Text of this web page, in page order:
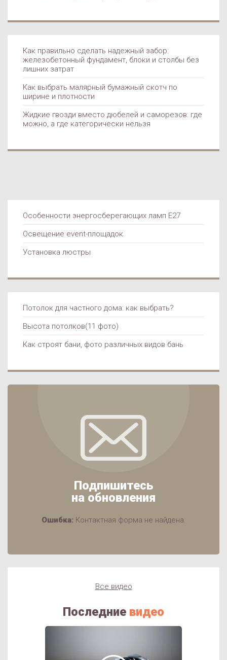
РЕМОНТ И УХОД
Как правильно сделать надежный забор:
железобетонный фундамент, блоки и столбы без
лишних затрат
Как выбрать малярный бумажный скотч по
ширине и плотности
Жидкие гвозди вместо дюбелей и саморезов: где
можно, а где категорически нельзя
ОСВЕЩЕНИЕ
Особенности энергосберегающих ламп Е27
Освещение event-площадок
Установка люстры
НЕ ТОЛЬКО В КВАРТИРЕ
Потолок для частного дома: как выбрать?
Высота потолков(11 фото)
Как строят бани, фото различных видов бань
Подпишитесь
на обновления
Ошибка: Контактная форма не найдена.
Все видео
Последние видео